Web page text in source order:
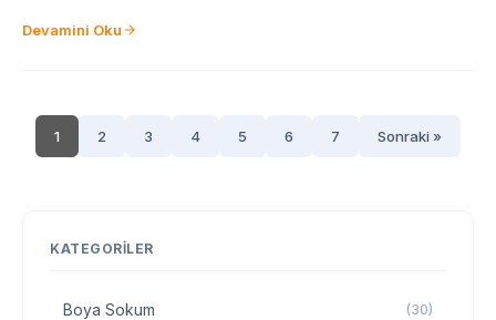
Devamini Oku
1 2 3 4 5 6 7 Sonraki »
KATEGORILER
Boya Sokum (30)